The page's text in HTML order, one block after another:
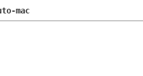
mac